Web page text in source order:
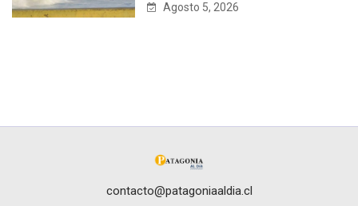
Agosto 5, 2026
contacto@patagoniaaldia.cl